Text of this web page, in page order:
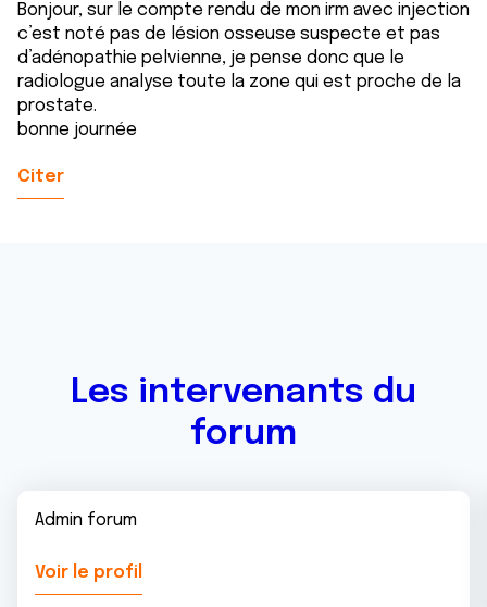
Bonjour, sur le compte rendu de mon irm avec injection
c’est noté pas de lésion osseuse suspecte et pas
d’adénopathie pelvienne, je pense donc que le
radiologue analyse toute la zone qui est proche de la
prostate.
bonne journée
Citer
Les intervenants du
forum
Admin forum
Voir le profil